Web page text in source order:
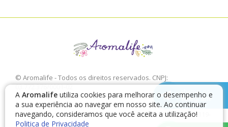
A Aromalife utiliza cookies para melhorar o desempenho e
a sua experiência ao navegar em nosso site. Ao continuar
navegando, consideramos que você aceita a utilização!
Politica de Privacidade
chamar no
Telegram
© Aromalife - Todos os direitos reservados. CNPJ:
03.772.376/0001-02
É proibido a sua reprodução, total ou parcial, sem a expressa
autorização da Aromalife.
Rua: Conde de Irajá, 17 V. Mariana - São Paulo - SP / CEP: 04119-
010